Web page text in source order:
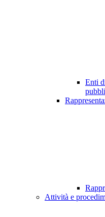
Enti
Attività e